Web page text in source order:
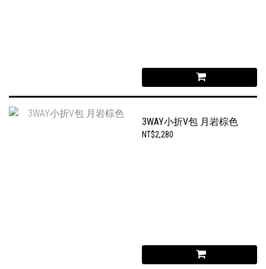
3WAY小折V包 月岩棕色
NT$2,280